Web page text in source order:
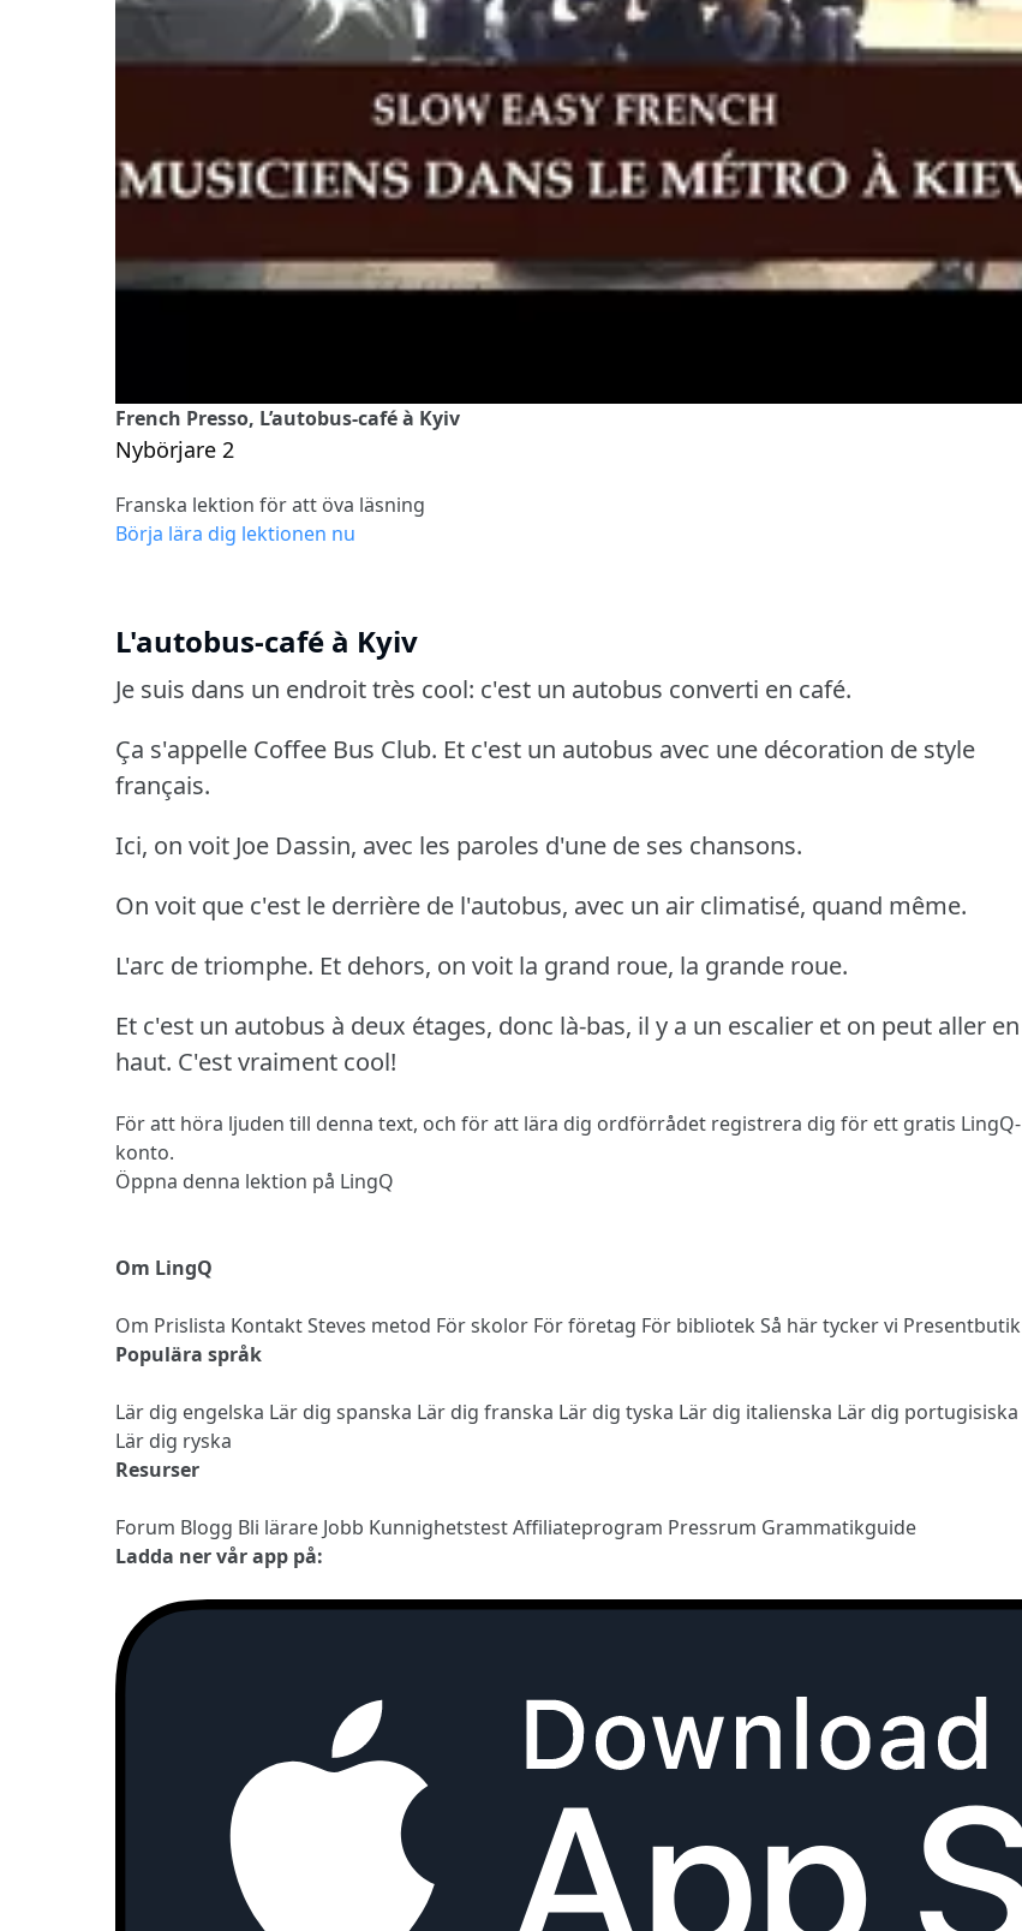
French Presso, L’autobus-café à Kyiv
Nybörjare 2
Franska lektion för att öva läsning
Börja lära dig lektionen nu
L'autobus-café à Kyiv
Je suis dans un endroit très cool: c'est un autobus converti en café.
Ça s'appelle Coffee Bus Club. Et c'est un autobus avec une décoration de style
français.
Ici, on voit Joe Dassin, avec les paroles d'une de ses chansons.
On voit que c'est le derrière de l'autobus, avec un air climatisé, quand même.
L'arc de triomphe. Et dehors, on voit la grand roue, la grande roue.
Et c'est un autobus à deux étages, donc là-bas, il y a un escalier et on peut aller en
haut. C'est vraiment cool!
För att höra ljuden till denna text, och för att lära dig ordförrådet registrera dig för ett gratis LingQ-
konto.
Öppna denna lektion på LingQ
Om LingQ
Om Prislista KontaktSteves metod För skolor För företag För bibliotek Så här tycker vi Presentbutik
Populära språk
Lär dig engelska Lär dig spanska Lär dig franska Lär dig tyska Lär dig italienska Lär dig portugisiska
Lär dig ryska
Resurser
Forum Blogg Bli lärare Jobb KunnighetstestAffiliateprogram Pressrum Grammatikguide
Ladda ner vår app på: